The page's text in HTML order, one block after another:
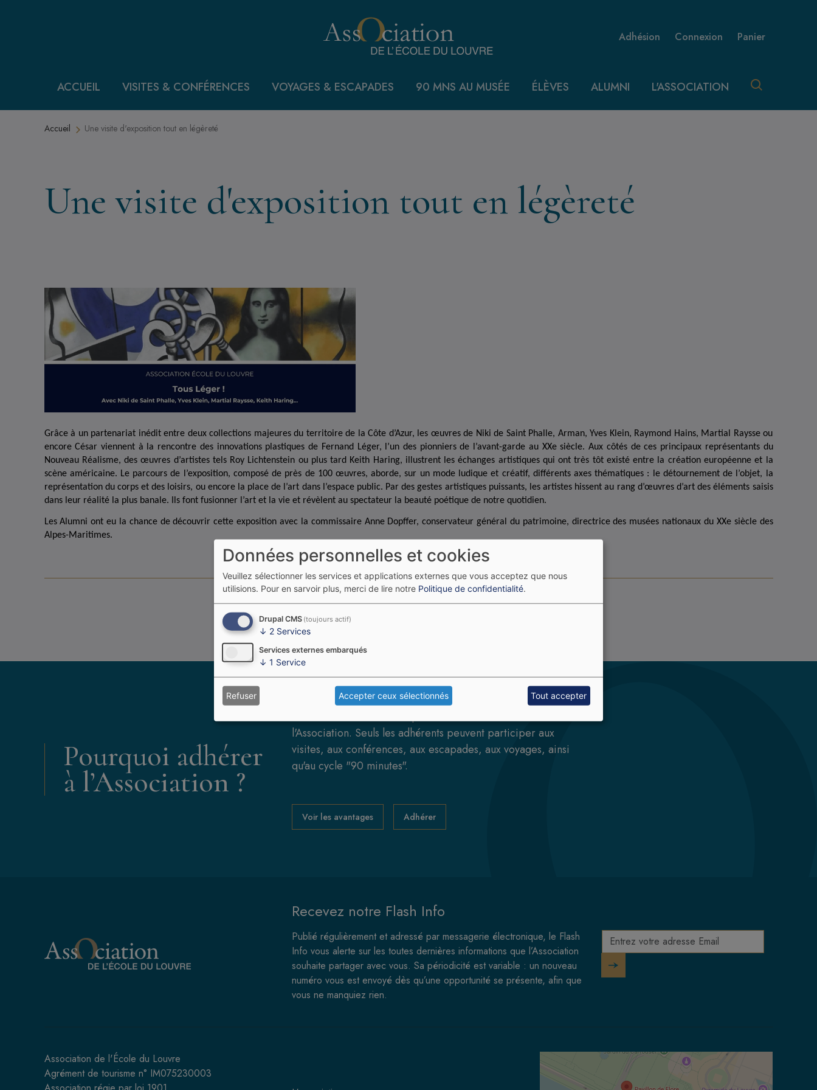
Adhésion Connexion Panier
ACCUEIL VISITES & CONFÉRENCES VOYAGES & ESCAPADES 90 MNS AU MUSÉE ÉLÈVES ALUMNI L'ASSOCIATION
Fil d'Ariane
Accueil Une visite d'exposition tout en légèreté
Une visite d'exposition tout en légèreté
Image
Grâce à un partenariat inédit entre deux collections majeures du territoire de la Côte d’Azur, les œuvres de Niki de Saint Phalle, Arman, Yves Klein, Raymond Hains, Martial Raysse ou
encore César viennent à la rencontre des innovations plastiques de Fernand Léger, l’un des pionniers de l’avant-garde au XXe siècle. Aux côtés de ces principaux représentants du
Nouveau Réalisme, des œuvres d’artistes tels Roy Lichtenstein ou plus tard Keith Haring, illustrent les échanges artistiques qui ont très tôt existé entre la création européenne et la
scène américaine. Le parcours de l’exposition, composé de près de 100 œuvres, aborde, sur un mode ludique et créatif, différents axes thématiques : le détournement de l’objet, la
représentation du corps et des loisirs, ou encore la place de l’art dans l’espace public. Par des gestes artistiques puissants, les artistes hissent au rang d’œuvres d’art des éléments saisis
dans leur réalité la plus banale. Ils font fusionner l’art et la vie et révèlent au spectateur la beauté poétique de notre quotidien.
Les Alumni ont eu la chance de découvrir cette exposition avec la commissaire Anne Dopffer, conservateur général du patrimoine, directrice des musées nationaux du XXe siècle des
Alpes-Maritimes.
Tous les articles
Pourquoi adhérer
à l’Association ?
l'Association. Seuls les adhérents peuvent participer aux
visites, aux conférences, aux escapades, aux voyages, ainsi
qu'au cycle "90 minutes".
Voir les avantages Adhérer
Recevez notre Flash Info
Publié régulièrement et adressé par messagerie électronique, le Flash
Info vous alerte sur les toutes dernières informations que l’Association
souhaite partager avec vous. Sa périodicité est variable : un nouveau
numéro vous est envoyé dès qu’une opportunité se présente, afin que
vous ne manquiez rien.
Association de l'École du Louvre
Agrément de tourisme n° IM075230003
Données personnelles et cookies
Veuillez sélectionner les services et applications externes que vous acceptez que nous
utilisions. Pour en sarvoir plus, merci de lire notre Politique de confidentialité.
Drupal CMS (toujours actif)
↓ 2 Services
Services externes embarqués
↓ 1 Service
Refuser Accepter ceux sélectionnés Tout accepter